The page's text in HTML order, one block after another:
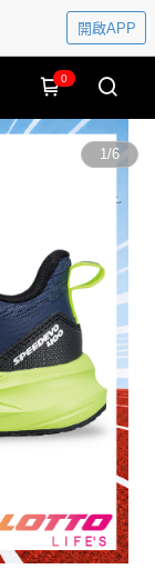
開啟APP
0
1/6